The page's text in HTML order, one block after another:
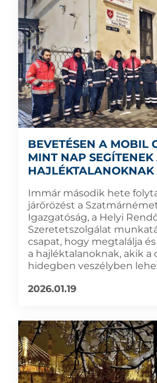
BEVETÉSEN A MOBIL
MINT NAP SEGÍTENEK
HAJLÉKTALANOKNAK
Immár második hete
járőrözést a
Igazgatóság, a Helyi
Szeretetszolgálat
csapat, hogy megtalálja
a hajléktalanoknak, akik a
hidegben veszélyben
2026.01.19